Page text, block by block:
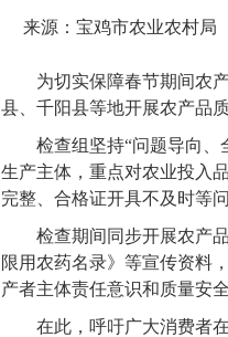
来源：宝鸡市农业农村局
为切实保障春节期间农
县、千阳县等地开展农产品
检查组坚持“问题导向
生产主体，重点对农业投入
完整、合格证开具不及时等
检查期间同步开展农产
限用农药名录》等宣传资料
产者主体责任意识和质量安
在此，呼吁广大消费者